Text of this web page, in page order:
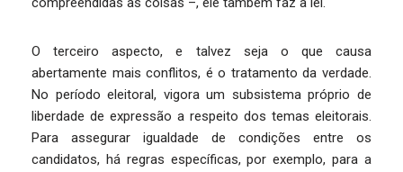
O terceiro aspecto, e talvez seja o que causa
abertamente mais conflitos, é o tratamento da verdade.
No período eleitoral, vigora um subsistema próprio de
liberdade de expressão a respeito dos temas eleitorais.
Para assegurar igualdade de condições entre os
candidatos, há regras específicas, por exemplo, para a